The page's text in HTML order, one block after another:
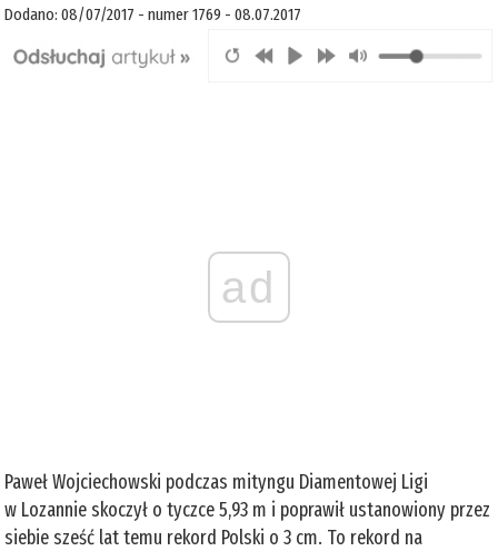
Dodano: 08/07/2017 - numer 1769 - 08.07.2017
ad
Paweł Wojciechowski podczas mityngu Diamentowej Ligi
w Lozannie skoczył o tyczce 5,93 m i poprawił ustanowiony przez
siebie sześć lat temu rekord Polski o 3 cm. To rekord na